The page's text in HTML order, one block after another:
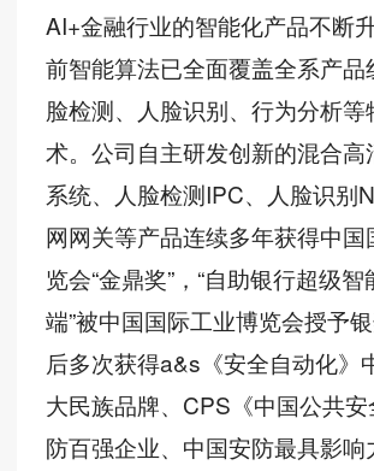
AI+金融行业的智能化产品不断
前智能算法已全面覆盖全系产品
脸检测、人脸识别、行为分析等
术。公司自主研发创新的混合高
系统、人脸检测IPC、人脸识别
网网关等产品连续多年获得中
览会“金鼎奖”，“自助银行超级
端”被中国国际工业博览会授予
后多次获得a&s《安全自动化》
大民族品牌、CPS《中国公共
防百强企业、中国安防最具影响